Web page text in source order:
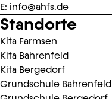
E: info@ahfs.de
Standorte
Kita Farmsen
Kita Bahrenfeld
Kita Bergedorf
Grundschule Bahrenfeld